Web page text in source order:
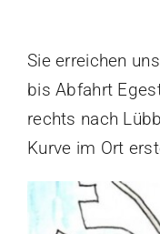
Sie erreichen
bis Abfahrt
rechts nach
Kurve im Ort